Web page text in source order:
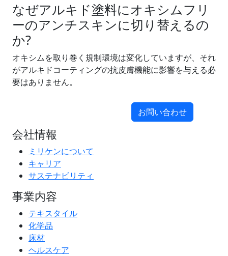
なぜアルキド塗料にオキシムフリ
ーのアンチスキンに切り替えるの
か?
オキシムを取り巻く規制環境は変化していますが、それ
がアルキドコーティングの抗皮膚機能に影響を与える必
要はありません。
お問い合わせ
会社情報
ミリケンについて
キャリア
サステナビリティ
事業内容
テキスタイル
化学品
床材
ヘルスケア